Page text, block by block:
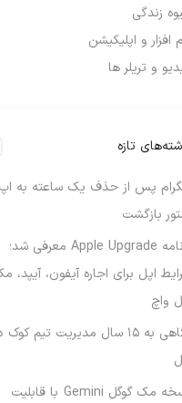
شیوه زندگی
نرم افزار و اپلیکیشن
ویدیو و تریلر ها
نوشته‌های تازه
تلگرام پس از حذف یک ساعته به اپ
استور بازگشت
برنامه Apple Upgrade معرفی شد؛
شرایط اپل برای اجاره آیفون، آیپد،
اپل واچ
نگاهی به ۱۵ سال مدیریت تیم کوک
اپل
نسخه مک گوگل Gemini با قابلیت